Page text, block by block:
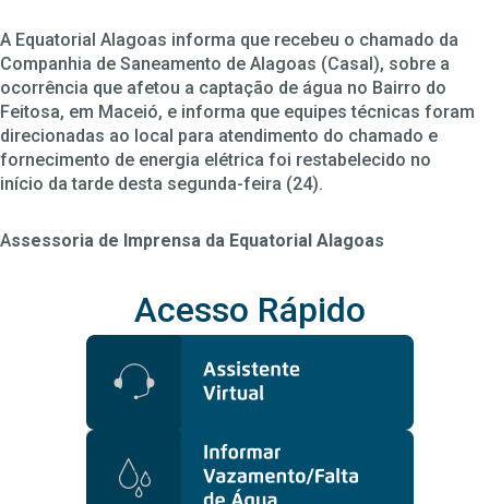
A Equatorial Alagoas informa que recebeu o chamado da
Companhia de Saneamento de Alagoas (Casal), sobre a
ocorrência que afetou a captação de água no Bairro do
Feitosa, em Maceió, e informa que equipes técnicas foram
direcionadas ao local para atendimento do chamado e
fornecimento de energia elétrica foi restabelecido no
início da tarde desta segunda-feira (24).
Assessoria de Imprensa da Equatorial Alagoas
Acesso Rápido